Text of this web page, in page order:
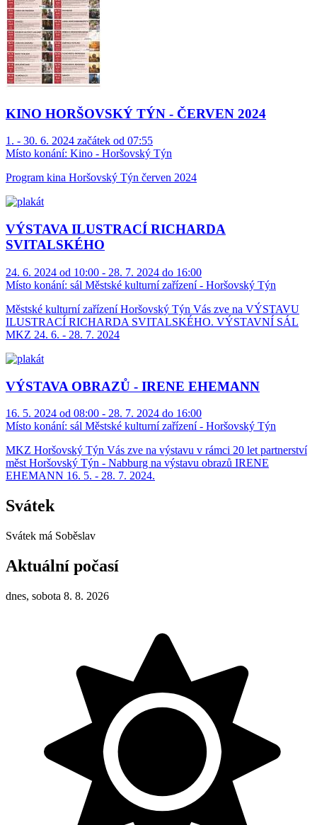
KINO HORŠOVSKÝ TÝN - ČERVEN 2024
1. - 30. 6. 2024 začátek od 07:55
Místo konání: Kino - Horšovský Týn
Program kina Horšovský Týn červen 2024
VÝSTAVA ILUSTRACÍ RICHARDA
SVITALSKÉHO
24. 6. 2024 od 10:00 - 28. 7. 2024 do 16:00
Místo konání: sál Městské kulturní zařízení - Horšovský Týn
Městské kulturní zařízení Horšovský Týn Vás zve na VÝSTAVU
ILUSTRACÍ RICHARDA SVITALSKÉHO. VÝSTAVNÍ SÁL
MKZ 24. 6. - 28. 7. 2024
VÝSTAVA OBRAZŮ - IRENE EHEMANN
16. 5. 2024 od 08:00 - 28. 7. 2024 do 16:00
Místo konání: sál Městské kulturní zařízení - Horšovský Týn
MKZ Horšovský Týn Vás zve na výstavu v rámci 20 let partnerství
měst Horšovský Týn - Nabburg na výstavu obrazů IRENE
EHEMANN 16. 5. - 28. 7. 2024.
Svátek
Svátek má Soběslav
Aktuální počasí
dnes, sobota 8. 8. 2026